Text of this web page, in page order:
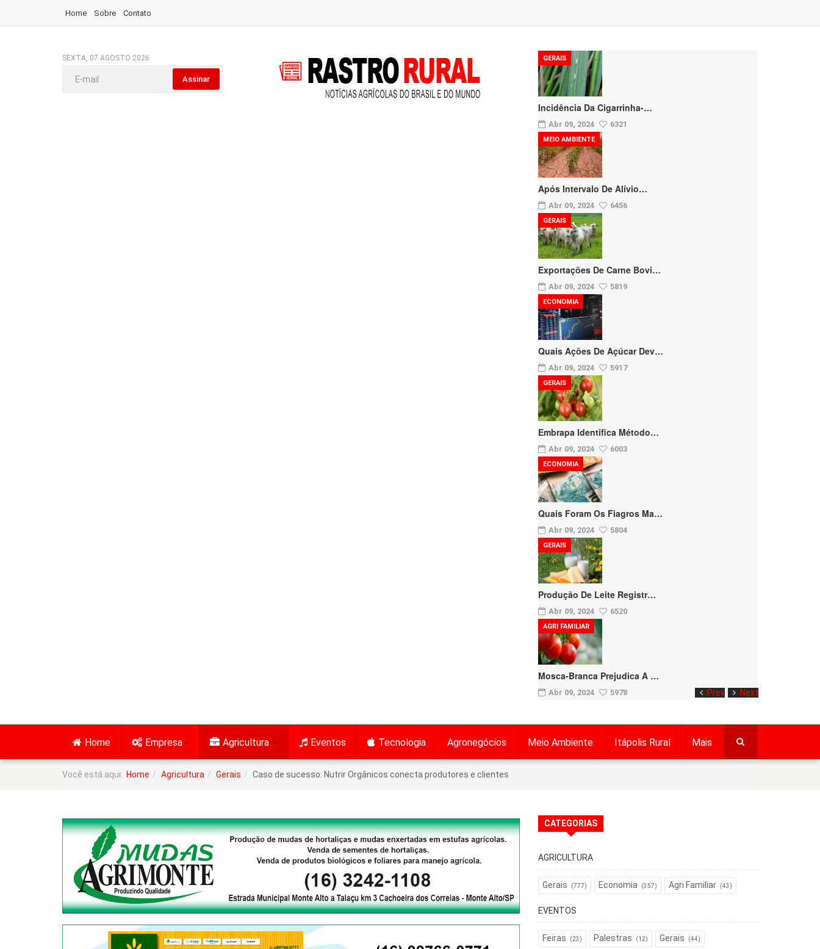
Home Sobre Contato
SEXTA, 07 AGOSTO 2026
Prev Next
Incidência Da Cigarrinha-…
Abr 09, 2024 6321
GERAIS
Após Intervalo De Alívio…
Abr 09, 2024 6456
MEIO AMBIENTE
Exportações De Carne Bovi…
Abr 09, 2024 5819
GERAIS
Quais Ações De Açúcar Dev…
Abr 09, 2024 5917
ECONOMIA
Embrapa Identifica Método…
Abr 09, 2024 6003
GERAIS
Quais Foram Os Fiagros Ma…
Abr 09, 2024 5804
ECONOMIA
Produção De Leite Registr…
Abr 09, 2024 6520
GERAIS
Mosca-Branca Prejudica A …
Abr 09, 2024 5978
AGRI FAMILIAR
Home Empresa Agricultura Eventos Tecnologia Agronegócios Meio Ambiente Itápolis Rural Mais
Você está aqui: Home Agricultura Gerais Caso de sucesso: Nutrir Orgânicos conecta produtores e clientes
CATEGORIAS
AGRICULTURA
Gerais (777) Economia (357) Agri Familiar (43)
EVENTOS
Feiras (23) Palestras (12) Gerais (44)